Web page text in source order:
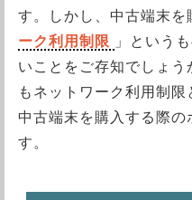
す。しかし、中古端末を
ーク利用制限
」という
いことをご存知でしょ
もネットワーク利用制限
中古端末を購入する際の
す。